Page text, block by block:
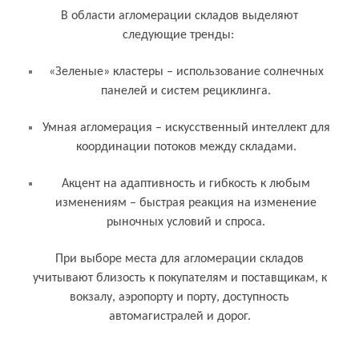
В области агломерации складов выделяют
следующие тренды:
«Зеленые» кластеры – использование солнечных
панелей и систем рециклинга.
Умная агломерация – искусственный интеллект для
координации потоков между складами.
Акцент на адаптивность и гибкость к любым
изменениям – быстрая реакция на изменение
рыночных условий и спроса.
При выборе места для агломерации складов
учитывают близость к покупателям и поставщикам, к
вокзалу, аэропорту и порту, доступность
автомагистралей и дорог.